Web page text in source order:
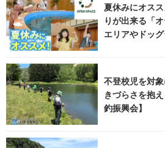
夏休みにオス
りが出来る「
エリアやドッ
不登校児を対
きづらさを抱
釣振興会】